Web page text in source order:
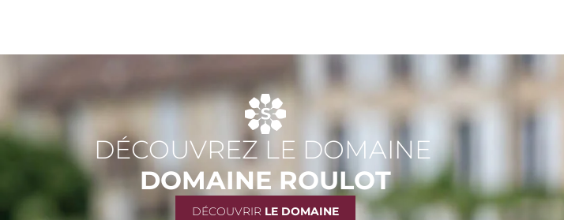
DÉCOUVREZ LE DOMAINE
DOMAINE ROULOT
DÉCOUVRIR LE DOMAINE